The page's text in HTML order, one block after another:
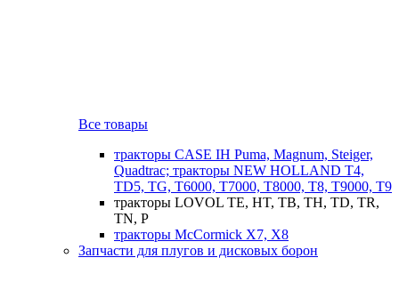
Все товары
тракторы CASE IH Puma, Magnum, Steiger,
Quadtrac; тракторы NEW HOLLAND T4,
TD5, TG, T6000, T7000, T8000, T8, T9000, T9
тракторы LOVOL TE, HT, TB, TH, TD, TR,
TN, P
тракторы McCormick X7, X8
Запчасти для плугов и дисковых борон